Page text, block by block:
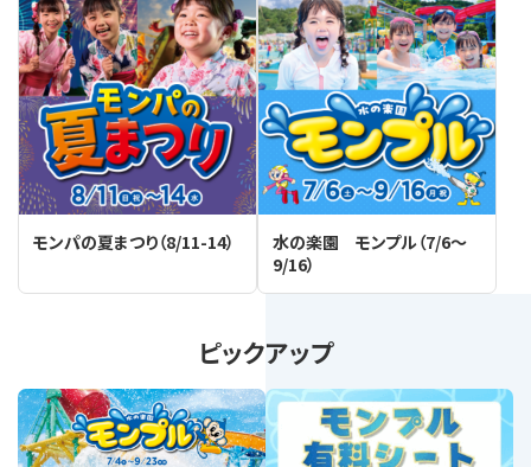
モンパの夏まつり（8/11-14）
水の楽園 モンプル（7/6～
9/16）
ピックアップ